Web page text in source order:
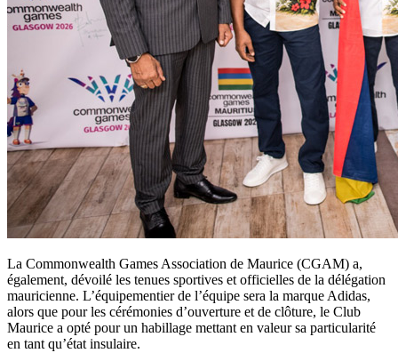
La Commonwealth Games Association de Maurice (CGAM) a,
également, dévoilé les tenues sportives et officielles de la délégation
mauricienne. L’équipementier de l’équipe sera la marque Adidas,
alors que pour les cérémonies d’ouverture et de clôture, le Club
Maurice a opté pour un habillage mettant en valeur sa particularité
en tant qu’état insulaire.